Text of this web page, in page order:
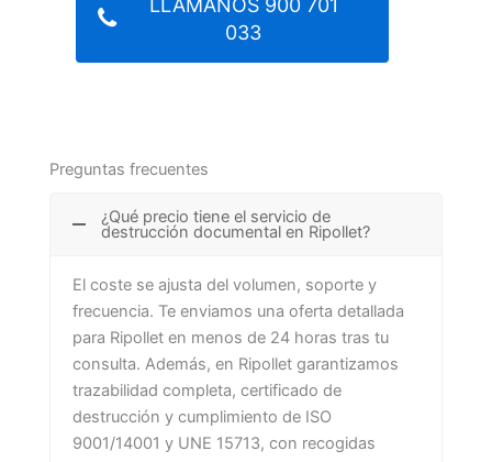
LLÁMANOS 900 701
033
Preguntas frecuentes
¿Qué precio tiene el servicio de
destrucción documental en Ripollet?
El coste se ajusta del volumen, soporte y
frecuencia. Te enviamos una oferta detallada
para Ripollet en menos de 24 horas tras tu
consulta. Además, en Ripollet garantizamos
trazabilidad completa, certificado de
destrucción y cumplimiento de ISO
9001/14001 y UNE 15713, con recogidas